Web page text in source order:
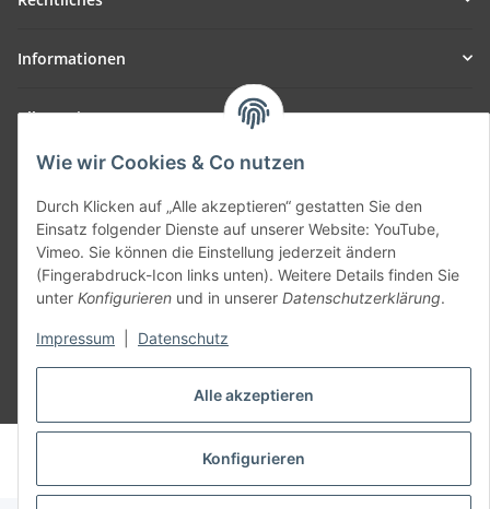
Alle akzeptieren
Konfigurieren
Wie wir Cookies & Co nutzen
Durch Klicken auf „Alle akzeptieren“ gestatten Sie den
Einsatz folgender Dienste auf unserer Website: YouTube,
Vimeo. Sie können die Einstellung jederzeit ändern
(Fingerabdruck-Icon links unten). Weitere Details finden Sie
unter Konfigurieren und in unserer Datenschutzerklärung.
Impressum Datenschutz
Informationen
Allgemein
Teil unseres Netzwerks:
SmoliTec - Safety. Simplified. Worldwide. ( B2B Shop )
Vertrag widerrufen
* Alle Preise inkl. gesetzlicher USt., zzgl.Versand
© voltmaster.de
Powered byJTL-Shop